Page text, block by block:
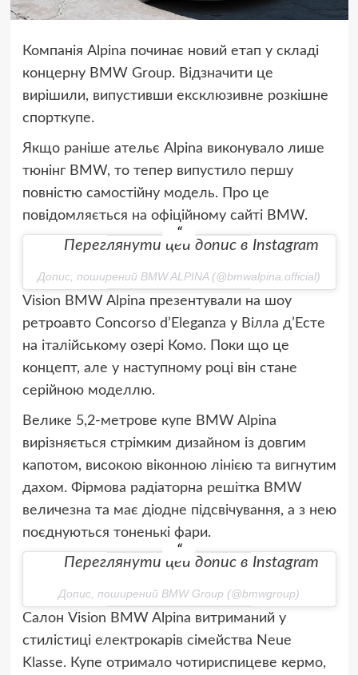
Компанія Alpina починає новий етап у складі
концерну BMW Group. Відзначити це
вирішили, випустивши ексклюзивне розкішне
спорткупе.
Якщо раніше ательє Alpina виконувало лише
тюнінг BMW, то тепер випустило першу
повністю самостійну модель. Про це
повідомляється на офіційному сайті BMW.
Переглянути цей допис в Instagram
Допис, поширений BMW ALPINA (@bmwalpina.official)
Vision BMW Alpina презентували на шоу
ретроавто Concorso d’Eleganza у Вілла д’Есте
на італійському озері Комо. Поки що це
концепт, але у наступному році він стане
серійною моделлю.
Велике 5,2-метрове купе BMW Alpina
вирізняється стрімким дизайном із довгим
капотом, високою віконною лінією та вигнутим
дахом. Фірмова радіаторна решітка BMW
величезна та має діодне підсвічування, а з нею
поєднуються тоненькі фари.
Переглянути цей допис в Instagram
Допис, поширений BMW Group (@bmwgroup)
Салон Vision BMW Alpina витриманий у
стилістиці електрокарів сімейства Neue
Klasse. Купе отримало чотириспицеве кермо,